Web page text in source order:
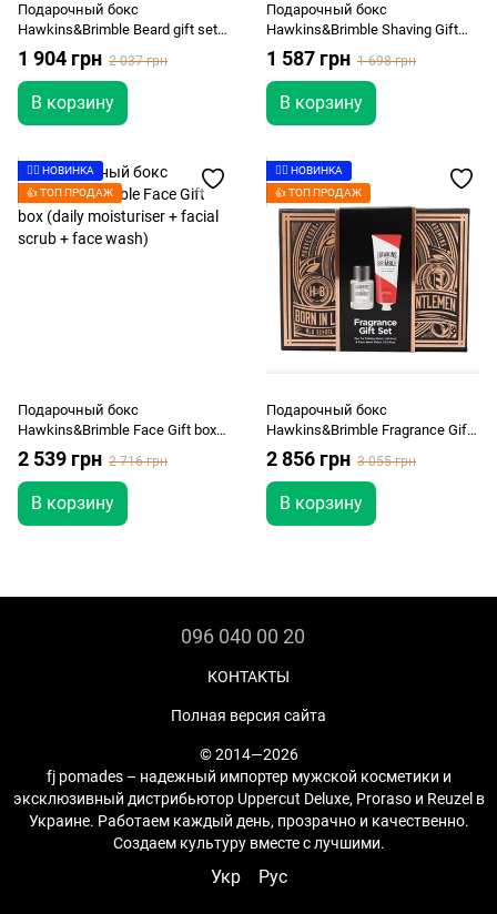
Подарочный бокс
Hawkins&Brimble Beard gift set
box (beard shampoo + beard oil)
1 904 грн 2 037 грн
В корзину
Подарочный бокс
Hawkins&Brimble Shaving Gift
Set Box (shave cream +
aftershave balm)
1 587 грн 1 698 грн
В корзину
👉🏻 НОВИНКА
👍 ТОП ПРОДАЖ
Подарочный бокс
Hawkins&Brimble Face Gift box
(daily moisturiser + facial scrub +
face wash)
2 539 грн 2 716 грн
В корзину
👉🏻 НОВИНКА
👍 ТОП ПРОДАЖ
Подарочный бокс
Hawkins&Brimble Fragrance Gift
box (face wash + eau de toilette)
2 856 грн 3 055 грн
В корзину
096 040 00 20
КОНТАКТЫ
Полная версия сайта
© 2014—2026
fj pomades – надежный импортер мужской косметики и
эксклюзивный дистрибьютор Uppercut Deluxe, Proraso и Reuzel в
Украине. Работаем каждый день, прозрачно и качественно.
Создаем культуру вместе с лучшими.
Укр Рус